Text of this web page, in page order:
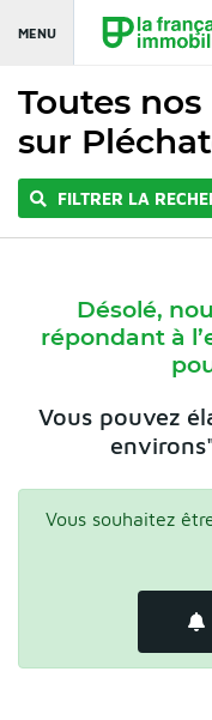
MENU
Toutes
sur
FILTRER LA
Désolé,
répondant à
Vous pouvez
Vous souhaitez